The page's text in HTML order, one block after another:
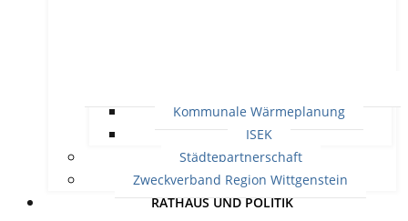
Kommunale Wärmeplanung
ISEK
Städtepartnerschaft
Zweckverband Region Wittgenstein
RATHAUS UND POLITIK